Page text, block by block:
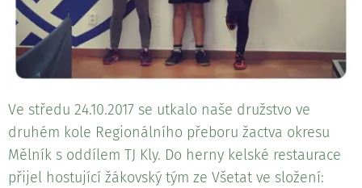
Ve středu 24.10.2017 se utkalo naše družstvo ve
druhém kole Regionálního přeboru žactva okresu
Mělník s oddílem TJ Kly. Do herny kelské restaurace
přijel hostující žákovský tým ze Všetat ve složení: